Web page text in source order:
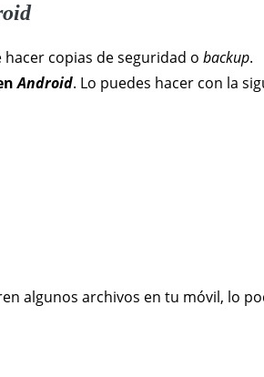
copias de seguridad o backup.
Android. Lo puedes hacer con la
algunos archivos en tu móvil, lo